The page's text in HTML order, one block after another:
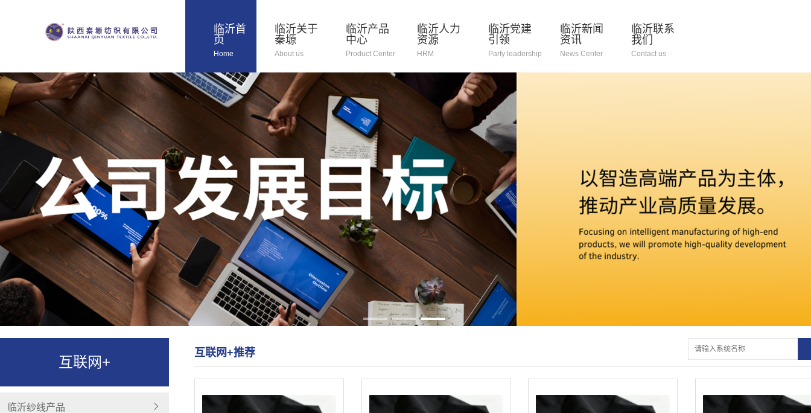
临沂首
页
Home
临沂关于
秦塬
About us
临沂产品
中心
Product Center
临沂人力
资源
HRM
临沂党建
引领
Party leadership
临沂新闻
资讯
News Center
临沂联系
我们
Contact us
互联网+
临沂纱线产品
互联网+推荐